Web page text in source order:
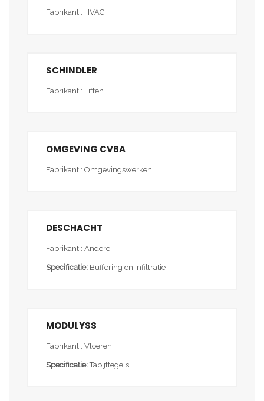
Fabrikant : HVAC
SCHINDLER
Fabrikant : Liften
OMGEVING CVBA
Fabrikant : Omgevingswerken
DESCHACHT
Fabrikant : Andere
Specificatie: Buffering en infiltratie
MODULYSS
Fabrikant : Vloeren
Specificatie:Tapijttegels